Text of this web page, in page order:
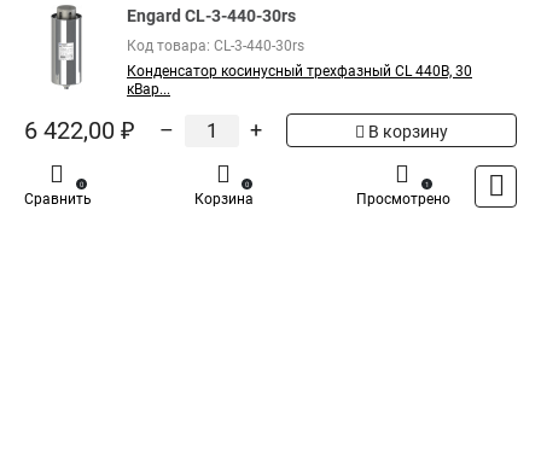
Engard CL-3-440-30rs
Код товара: CL-3-440-30rs
Конденсатор косинусный трехфазный CL 440В, 30
кВар...
6 422,00 ₽ – + В корзину
Сравнить
0
Корзина
0
Просмотрено
1